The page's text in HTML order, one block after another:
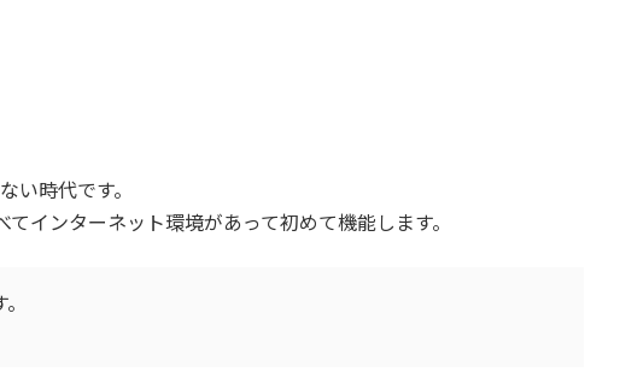
い時代です。
インターネット環境があって初めて機能します。